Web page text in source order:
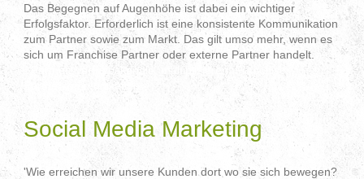
Das Begegnen auf Augenhöhe ist dabei ein wichtiger
Erfolgsfaktor. Erforderlich ist eine konsistente Kommunikation
zum Partner sowie zum Markt. Das gilt umso mehr, wenn es
sich um Franchise Partner oder externe Partner handelt.
- Partner, Vertriebskanäle, multiplizieren, Franchise,
Partnerkommunikation -
Social Media Marketing
'Wie erreichen wir unsere Kunden dort wo sie sich bewegen?